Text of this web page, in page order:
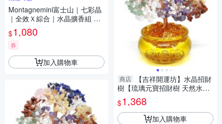
Montagnemini富士山｜七彩晶
｜全效Ｘ綜合｜水晶擴香組 精
油可選
$1,080
券
加入購物車
商店
【吉祥開運坊】水晶招財
樹【琉璃元寶招財樹 天然水晶
招財樹 元寶發財樹 大型】 開光
擇日
$1,368
加入購物車